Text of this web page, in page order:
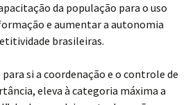
da população para o uso
e aumentar a autonomia
brasileiras.
si a coordenação e o controle de
eleva à categoria máxima a